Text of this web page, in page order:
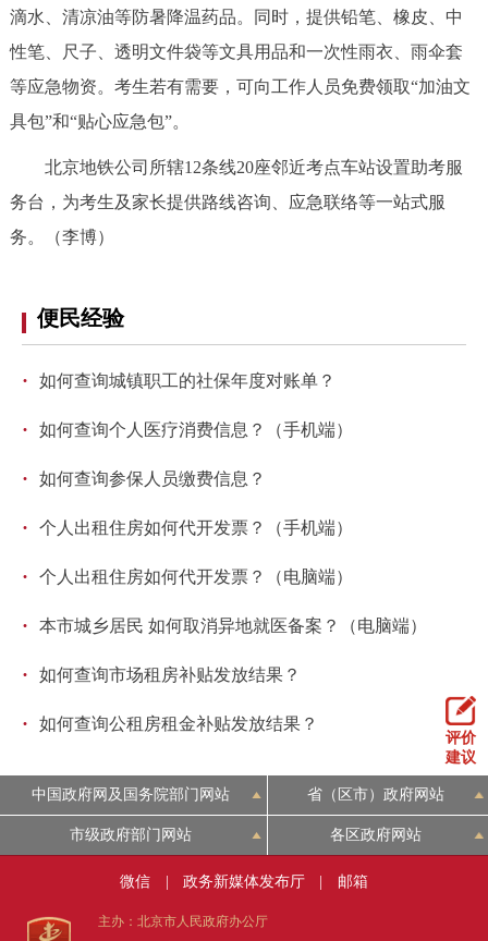
滴水、清凉油等防暑降温药品。同时，提供铅笔、橡皮、中
性笔、尺子、透明文件袋等文具用品和一次性雨衣、雨伞套
等应急物资。考生若有需要，可向工作人员免费领取“加油文
具包”和“贴心应急包”。
北京地铁公司所辖12条线20座邻近考点车站设置助考服
务台，为考生及家长提供路线咨询、应急联络等一站式服
务。
（李博）
便民经验
· 如何查询城镇职工的社保年度对账单？
· 如何查询个人医疗消费信息？（手机端）
· 如何查询参保人员缴费信息？
· 个人出租住房如何代开发票？（手机端）
· 个人出租住房如何代开发票？（电脑端）
· 本市城乡居民 如何取消异地就医备案？（电脑端）
· 如何查询市场租房补贴发放结果？
· 如何查询公租房租金补贴发放结果？
评价
建议
中国政府网及国务院部门网站 省（区市）政府网站
市级政府部门网站 各区政府网站
微信 政务新媒体发布厅 邮箱
主办：北京市人民政府办公厅